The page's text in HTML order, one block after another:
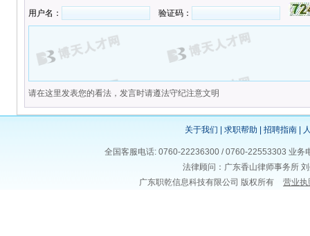
用户名： 验证码：
请在这里发表您的看法，发言时请遵法守纪注意文明
关于我们 求职帮助 招聘指南
全国客服电话: 0760-22236300 / 0760-22553303 业
法律顾问：广东香山律师事务所
广东职乾信息科技有限公司 版权所有
营业执